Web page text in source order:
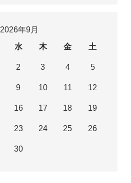
2026年9月
水 木 金 土
2 3 4 5
9 10 11 12
16 17 18 19
23 24 25 26
30